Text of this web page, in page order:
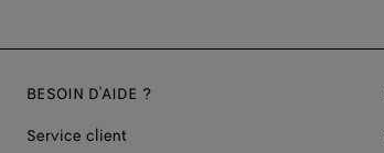
BESOIN D'AIDE ?
Service client